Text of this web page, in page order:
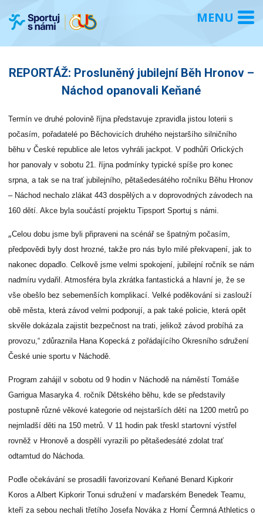
REPORTÁŽ: Prosluněný jubilejní Běh Hronov –
Náchod opanovali Keňané
Termín ve druhé polovině října představuje zpravidla jistou loterii s
počasím, pořadatelé po Běchovicích druhého nejstaršího silničního
běhu v České republice ale letos vyhráli jackpot. V podhůří Orlických
hor panovaly v sobotu 21. října podmínky typické spíše pro konec
srpna, a tak se na trať jubilejního, pětašedesátého ročníku Běhu Hronov
– Náchod nechalo zlákat 443 dospělých a v doprovodných závodech na
160 dětí. Akce byla součástí projektu Tipsport Sportuj s námi.
„Celou dobu jsme byli připraveni na scénář se špatným počasím,
předpovědi byly dost hrozné, takže pro nás bylo milé překvapení, jak to
nakonec dopadlo. Celkově jsme velmi spokojení, jubilejní ročník se nám
nadmíru vydařil. Atmosféra byla zkrátka fantastická a hlavní je, že se
vše obešlo bez sebemenších komplikací. Velké poděkování si zaslouží
obě města, která závod velmi podporují, a pak také policie, která opět
skvěle dokázala zajistit bezpečnost na trati, jelikož závod probíhá za
provozu,“ zdůraznila Hana Kopecká z pořádajícího Okresního sdružení
České unie sportu v Náchodě.
Program zahájil v sobotu od 9 hodin v Náchodě na náměstí Tomáše
Garrigua Masaryka 4. ročník Dětského běhu, kde se představily
postupně různé věkové kategorie od nejstarších dětí na 1200 metrů po
nejmladší děti na 150 metrů. V 11 hodin pak třeskl startovní výstřel
rovněž v Hronově a dospělí vyrazili po pětašedesáté zdolat trať
odtamtud do Náchoda.
Podle očekávání se prosadili favorizovaní Keňané Benard Kipkorir
Koros a Albert Kipkorir Tonui sdružení v maďarském Benedek Teamu,
kteří za sebou nechali třetího Josefa Nováka z Horní Čermná Athletics o